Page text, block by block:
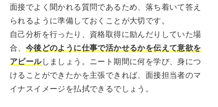
面接でよく聞かれる質問であるため、落ち着いて答え
られるように準備しておくことが大切です。
自己分析を行ったり、資格取得に励んだりしていた場
合、 今後どのように仕事で活かせるかを伝えて意欲を
アピールしましょう。ニート期間に何を学び、身につ
けることができたかを主張できれば、面接担当者のマ
イナスイメージを払拭できるでしょう。